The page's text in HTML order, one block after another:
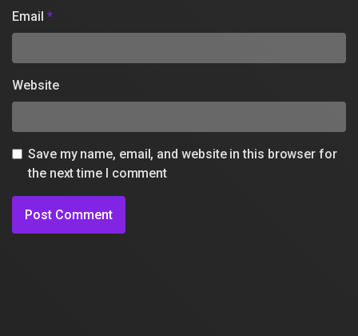
Email *
Website
Save my name, email, and website in this browser for
the next time I comment